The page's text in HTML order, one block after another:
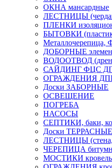
ОКНА мансардные
ЛЕСТНИЦЫ
ПЛЕНКИ
БЫТОВКИ
ДОБОРНЫЕ
ВОДООТВОД
САЙДИНГ ФЦС
ОГРАЖДЕНИЯ
Доски ЗАБОРНЫЕ
ОСВЕЩЕНИЕ
ПОГРЕБА
НАСОСЫ
СЕПТИКИ, баки,
Доски ТЕРРАСНЫЕ
ЛЕСТНИЦЫ (стена,
ЧЕРЕПИЦА
МОСТИКИ